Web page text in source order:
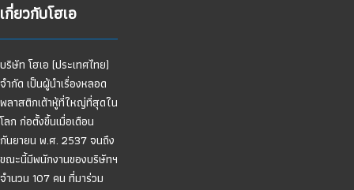
เกี่ยวกับโฮเอ
บริษัท โฮเอ (ประเทศไทย)
จำกัด เป็นผู้นำเรื่องหลอด
พลาสติกเต้าหู้ที่ใหญ่ที่สุดใน
โลก ก่อตั้งขึ้นเมื่อเดือน
กันยายน พ.ศ. 2537 จนถึง
ขณะนี้มีพนักงานของบริษัทฯ
จำนวน 107 คน ที่มาร่วม